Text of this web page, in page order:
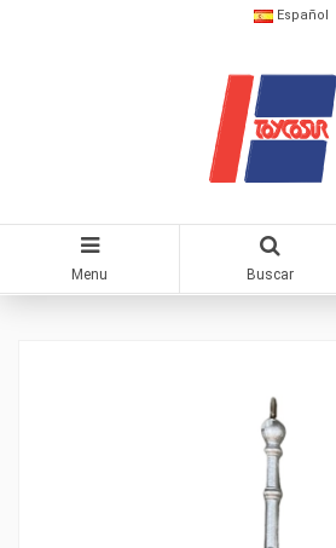
Español
Menu Buscar